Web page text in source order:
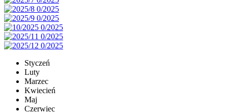
Styczeń
Luty
Marzec
Kwiecień
Maj
Czerwiec